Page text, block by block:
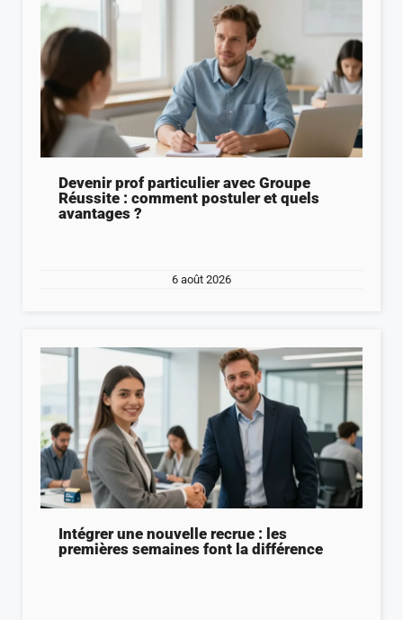
Devenir prof particulier avec Groupe
Réussite : comment postuler et quels
avantages ?
6 août 2026
Intégrer une nouvelle recrue : les
premières semaines font la différence